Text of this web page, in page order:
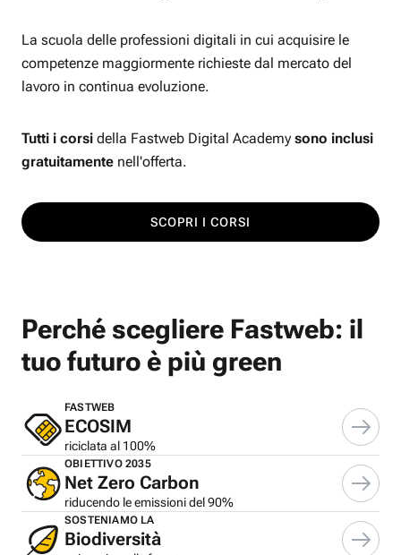
La scuola delle professioni digitali in cui acquisire le
competenze maggiormente richieste dal mercato del
lavoro in continua evoluzione.
Tutti i corsi della Fastweb Digital Academy sono inclusi
gratuitamente nell'offerta.
SCOPRI I CORSI
Perché scegliere Fastweb: il
tuo futuro è più green
FASTWEB
ECOSIM
riciclata al 100%
OBIETTIVO 2035
Net Zero Carbon
riducendo le emissioni del 90%
SOSTENIAMO LA
Biodiversità